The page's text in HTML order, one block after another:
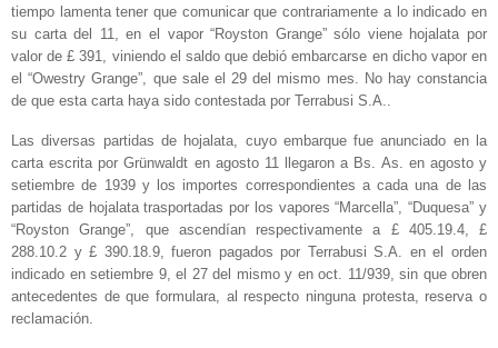
tiempo lamenta tener que comunicar que contrariamente a lo indicado en
su carta del 11, en el vapor “Royston Grange” sólo viene hojalata por
valor de £ 391, viniendo el saldo que debió embarcarse en dicho vapor en
el “Owestry Grange”, que sale el 29 del mismo mes. No hay constancia
de que esta carta haya sido contestada por Terrabusi S.A..
Las diversas partidas de hojalata, cuyo embarque fue anunciado en la
carta escrita por Grünwaldt en agosto 11 llegaron a Bs. As. en agosto y
setiembre de 1939 y los importes correspondientes a cada una de las
partidas de hojalata trasportadas por los vapores “Marcella”, “Duquesa” y
“Royston Grange”, que ascendían respectivamente a £ 405.19.4, £
288.10.2 y £ 390.18.9, fueron pagados por Terrabusi S.A. en el orden
indicado en setiembre 9, el 27 del mismo y en oct. 11/939, sin que obren
antecedentes de que formulara, al respecto ninguna protesta, reserva o
reclamación.